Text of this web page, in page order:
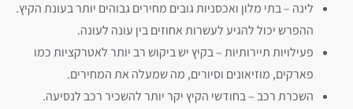
לינה – בתי מלון ואכסניות גובים מחירים גבוהים יותר בעונת הקיץ.
ההפרש יכול להגיע לעשרות אחוזים בין עונה לעונה.
פעילויות תיירותיות – בקיץ יש ביקוש רב יותר לאטרקציות כמו
פארקים, מוזיאונים וסיורים, מה שמעלה את המחירים.
השכרת רכב – בחודשי הקיץ יקר יותר להשכיר רכב לנסיעה.